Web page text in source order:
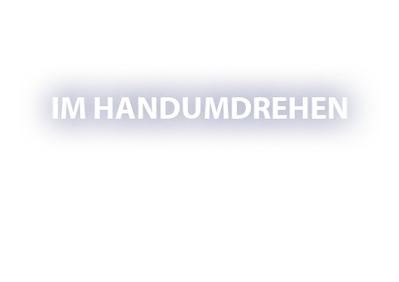
IM HANDUMDREHEN